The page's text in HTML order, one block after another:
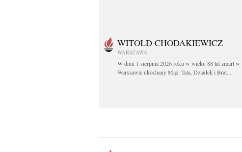
WITOLD CHODAKIEWICZ
WARSZAWA
W dniu 1 sierpnia 2026 roku w wieku 88 lat zmarł w
Warszawie ukochany Mąż, Tata, Dziadek i Brat...